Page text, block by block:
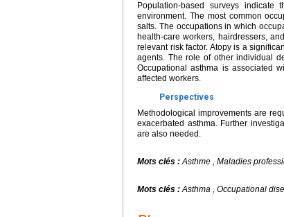
Population-based surveys
environment. The most common
salts. The occupations in which
health-care workers, hairdressers,
relevant risk factor. Atopy is a
agents. The role of other individual
Occupational asthma is associated
affected workers.
Perspectives
Methodological improvements are
exacerbated asthma. Further
are also needed.
Mots clés :Asthme , Maladies
Mots clés :Asthma , Occupational